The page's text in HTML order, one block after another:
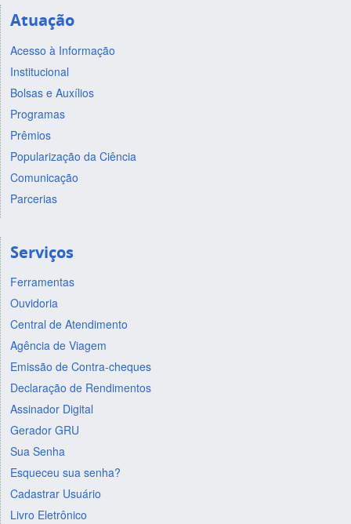
Atuação
Acesso à Informação
Institucional
Bolsas e Auxílios
Programas
Prêmios
Popularização da Ciência
Comunicação
Parcerias
Serviços
Ferramentas
Ouvidoria
Central de Atendimento
Agência de Viagem
Emissão de Contra-cheques
Declaração de Rendimentos
Assinador Digital
Gerador GRU
Sua Senha
Esqueceu sua senha?
Cadastrar Usuário
Livro Eletrônico